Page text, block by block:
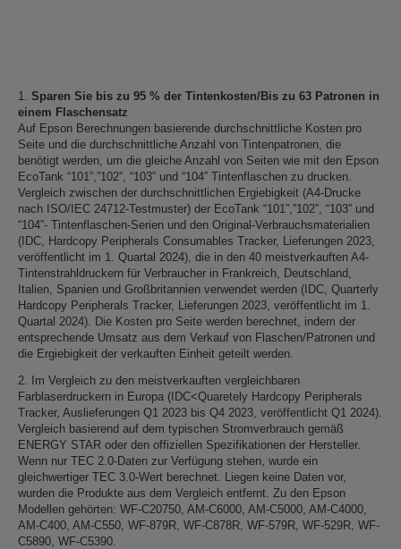
1. Sparen Sie bis zu 95 % der Tintenkosten/Bis zu 63 Patronen in
einem Flaschensatz
Auf Epson Berechnungen basierende durchschnittliche Kosten pro
Seite und die durchschnittliche Anzahl von Tintenpatronen, die
benötigt werden, um die gleiche Anzahl von Seiten wie mit den Epson
EcoTank “101”,”102”, “103” und “104” Tintenflaschen zu drucken.
Vergleich zwischen der durchschnittlichen Ergiebigkeit (A4-Drucke
nach ISO/IEC 24712-Testmuster) der EcoTank “101”,”102”, “103” und
“104”- Tintenflaschen-Serien und den Original-Verbrauchsmaterialien
(IDC, Hardcopy Peripherals Consumables Tracker, Lieferungen 2023,
veröffentlicht im 1. Quartal 2024), die in den 40 meistverkauften A4-
Tintenstrahldruckern für Verbraucher in Frankreich, Deutschland,
Italien, Spanien und Großbritannien verwendet werden (IDC, Quarterly
Hardcopy Peripherals Tracker, Lieferungen 2023, veröffentlicht im 1.
Quartal 2024). Die Kosten pro Seite werden berechnet, indem der
entsprechende Umsatz aus dem Verkauf von Flaschen/Patronen und
die Ergiebigkeit der verkauften Einheit geteilt werden.
2. Im Vergleich zu den meistverkauften vergleichbaren
Farblaserdruckern in Europa (IDC<Quaretely Hardcopy Peripherals
Tracker, Auslieferungen Q1 2023 bis Q4 2023, veröffentlicht Q1 2024).
Vergleich basierend auf dem typischen Stromverbrauch gemäß
ENERGY STAR oder den offiziellen Spezifikationen der Hersteller.
Wenn nur TEC 2.0-Daten zur Verfügung stehen, wurde ein
gleichwertiger TEC 3.0-Wert berechnet. Liegen keine Daten vor,
wurden die Produkte aus dem Vergleich entfernt. Zu den Epson
Modellen gehörten: WF-C20750, AM-C6000, AM-C5000, AM-C4000,
AM-C400, AM-C550, WF-879R, WF-C878R, WF-579R, WF-529R, WF-
C5890, WF-C5390.